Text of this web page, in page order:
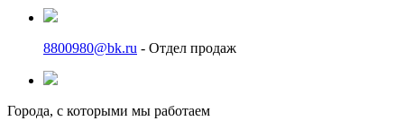
8800980@bk.ru - Отдел продаж
Города, с которыми мы работаем